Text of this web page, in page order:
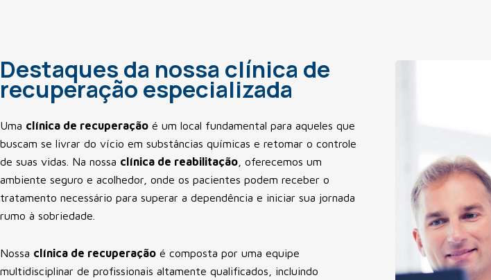
Destaques da nossa clínica de
recuperação especializada
Uma clínica de recuperação é um local fundamental para aqueles que
buscam se livrar do vício em substâncias químicas e retomar o controle
de suas vidas. Na nossa clínica de reabilitação , oferecemos um
ambiente seguro e acolhedor, onde os pacientes podem receber o
tratamento necessário para superar a dependência e iniciar sua jornada
rumo à sobriedade.
Nossa clínica de recuperação é composta por uma equipe
multidisciplinar de profissionais altamente qualificados, incluindo